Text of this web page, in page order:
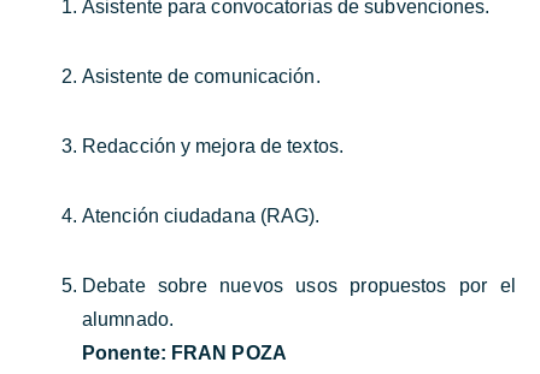
Asistente para convocatorias de subvenciones.
Asistente de comunicación.
Redacción y mejora de textos.
Atención ciudadana (RAG).
Debate sobre nuevos usos propuestos por el
alumnado.
Ponente: FRAN POZA